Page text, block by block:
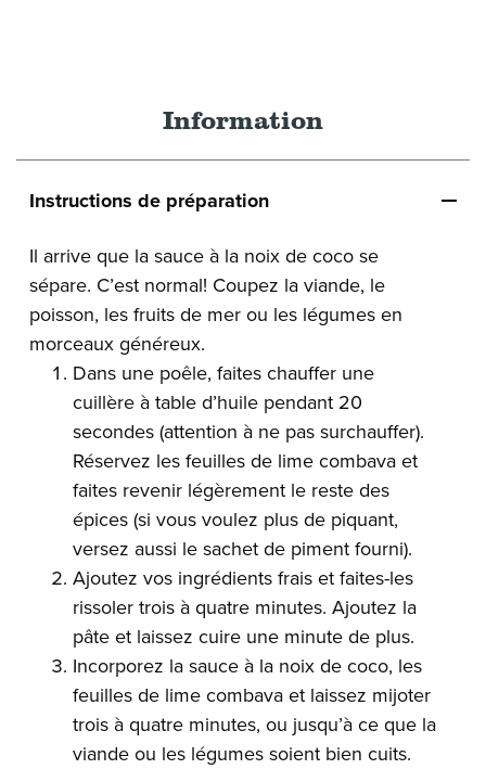
Information
Instructions de préparation
Il arrive que la sauce à la noix de coco se
sépare. C’est normal! Coupez la viande, le
poisson, les fruits de mer ou les légumes en
morceaux généreux.
Dans une poêle, faites chauffer une
cuillère à table d’huile pendant 20
secondes (attention à ne pas surchauffer).
Réservez les feuilles de lime combava et
faites revenir légèrement le reste des
épices (si vous voulez plus de piquant,
versez aussi le sachet de piment fourni).
Ajoutez vos ingrédients frais et faites-les
rissoler trois à quatre minutes. Ajoutez la
pâte et laissez cuire une minute de plus.
Incorporez la sauce à la noix de coco, les
feuilles de lime combava et laissez mijoter
trois à quatre minutes, ou jusqu’à ce que la
viande ou les légumes soient bien cuits.